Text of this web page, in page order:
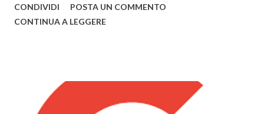
Watch , smartwatch disponibile in 3 versioni (Watch, Sport,
disponibili alla vendita. Il nuovo Air è veramente
sorprendente, sia in fatto di design che di prestazioni: lo
CONDIVIDI
POSTA UN COMMENTO
CONTINUA A LEGGERE